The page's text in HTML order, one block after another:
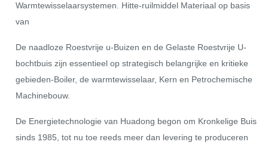
Warmtewisselaarsystemen. Hitte-ruilmiddel Materiaal op basis
van
De naadloze Roestvrije u-Buizen en de Gelaste Roestvrije U-
bochtbuis zijn essentieel op strategisch belangrijke en kritieke
gebieden-Boiler, de warmtewisselaar, Kern en Petrochemische
Machinebouw.
De Energietechnologie van Huadong begon om Kronkelige Buis
sinds 1985, tot nu toe reeds meer dan levering te produceren